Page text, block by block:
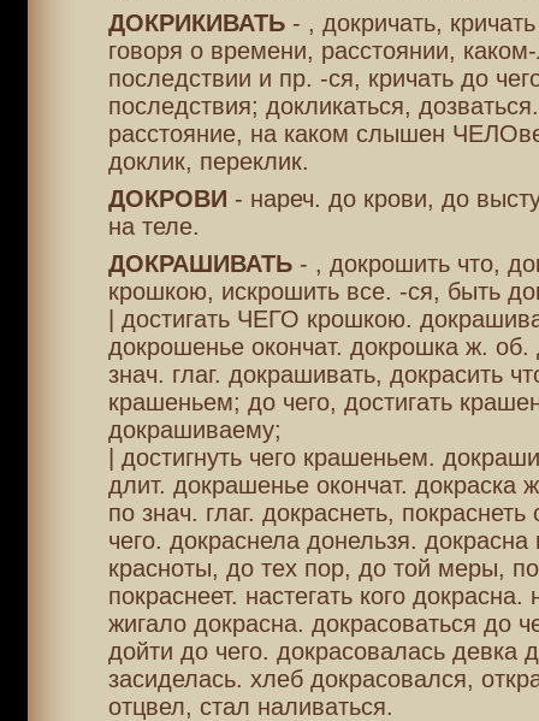
ДОКРИКИВАТЬ- , докричать,
говоря о времени, расстоянии,
последствии и пр. -ся, кричать до
последствия; докликаться,
расстояние, на каком слышен
доклик, переклик.
ДОКРОВИ - нареч. до крови, до
на теле.
ДОКРАШИВАТЬ- , докрошить что,
крошкою, искрошить все. -ся, быть
| достигать ЧЕГО крошкою.
докрошенье окончат. докрошка ж. об.
знач. глаг. докрашивать, докрасить
крашеньем; до чего, достигать
докрашиваему;
| достигнуть чего крашеньем.
длит. докрашенье окончат. докраска
по знач. глаг. докраснеть,
чего. докраснела донельзя. докрасна
красноты, до тех пор, до той меры,
покраснеет. настегать кого докрасна.
жигало докрасна. докрасоваться до
дойти до чего. докрасовалась девка
засиделась. хлеб докрасовался,
отцвел, стал наливаться.